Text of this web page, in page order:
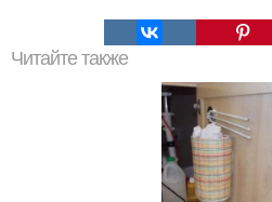
Читайте также